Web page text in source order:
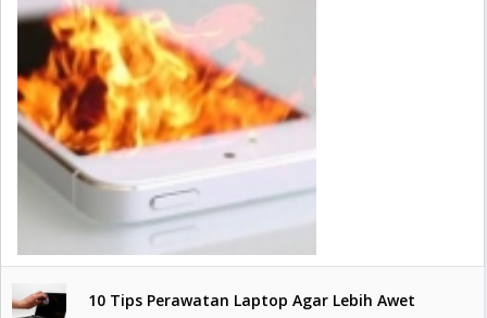
10 Tips Perawatan Laptop Agar Lebih Awet